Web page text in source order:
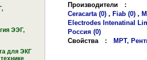
ЭЭГ,
для ЭКГ
Производители
:
Ceracarta (0) , Fiab (0) ,
Electrodes Intenatinal
Россия (0)
Свойства
: МРТ,